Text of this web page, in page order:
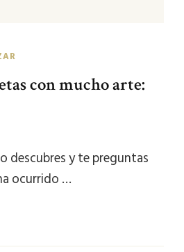
con mucho arte:
descubres y te preguntas
ocurrido …